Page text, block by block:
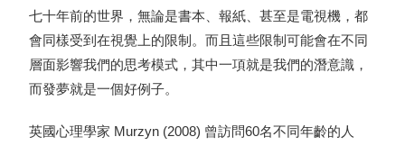
七十年前的世界，無論是書本、報紙、甚至是電視機，都
會同樣受到在視覺上的限制。而且這些限制可能會在不同
層面影響我們的思考模式，其中一項就是我們的潛意識，
而發夢就是一個好例子。
英國心理學家 Murzyn (2008) 曾訪問60名不同年齡的人